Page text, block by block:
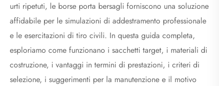
urti ripetuti, le borse porta bersagli forniscono una soluzione
affidabile per le simulazioni di addestramento professionale
e le esercitazioni di tiro civili. In questa guida completa,
esploriamo come funzionano i sacchetti target, i materiali di
costruzione, i vantaggi in termini di prestazioni, i criteri di
selezione, i suggerimenti per la manutenzione e il motivo